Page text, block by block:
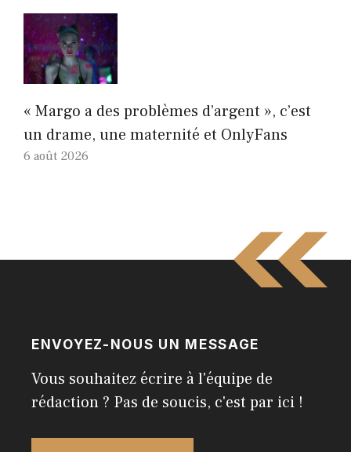
« Margo a des problèmes d’argent », c’est
un drame, une maternité et OnlyFans
6 août 2026
ENVOYEZ-NOUS UN MESSAGE
Vous souhaitez écrire à l'équipe de
rédaction ? Pas de soucis, c'est par ici !